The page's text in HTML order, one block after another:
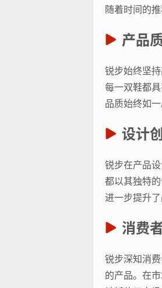
随着时间的
产品
锐步始终坚
每一双鞋都
品质始终如一
设计
锐步在产品
都以其独特
进一步提升了
消费
锐步深知消
的产品。在